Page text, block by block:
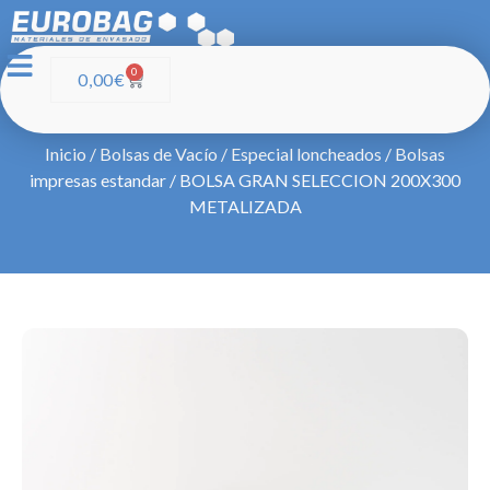
0,00€ 0
Inicio / Bolsas de Vacío / Especial loncheados / Bolsas
impresas estandar / BOLSA GRAN SELECCION 200X300
METALIZADA